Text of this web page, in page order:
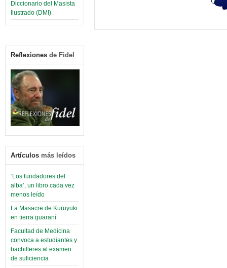
Diccionario del Masista
Ilustrado (DMI)
Reflexiones de Fidel
Artículos más leídos
‘Los fundadores del
alba’, un libro cada vez
menos leído
La Masacre de Kuruyuki
en tierra guaraní
Facultad de Medicina
convoca a estudiantes y
bachilleres al examen
de suficiencia